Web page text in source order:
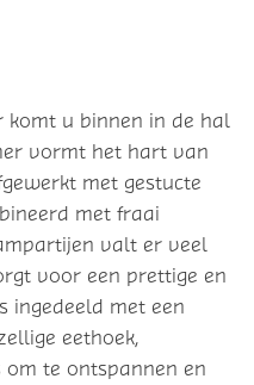
komt u binnen in de hal
vormt het hart van
met gestucte
met fraai
valt er veel
voor een prettige en
ingedeeld met een
eethoek,
te ontspannen en